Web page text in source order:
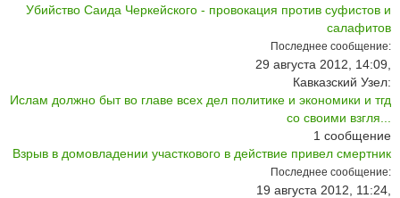
Убийство Саида Черкейского - провокация против суфистов и
салафитов
Последнее сообщение:
29 августа 2012, 14:09,
Кавказский Узел:
Ислам должно быт во главе всех дел политике и экономики и тгд
со своими взгля...
1 сообщение
Взрыв в домовладении участкового в действие привел смертник
Последнее сообщение:
19 августа 2012, 11:24,